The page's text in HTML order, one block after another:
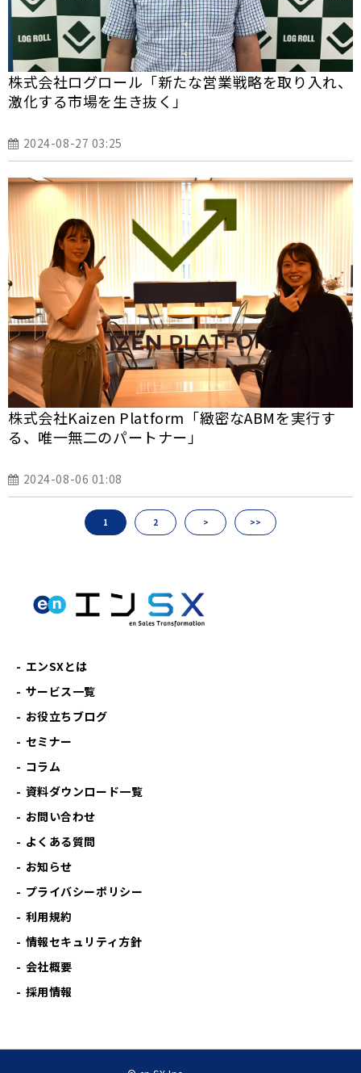
株式会社ログロール「新たな営業戦略を取り入れ、
激化する市場を生き抜く」
2024-08-27 03:25
株式会社Kaizen Platform「緻密なABMを実行す
る、唯一無二のパートナー」
2024-08-06 01:08
1 2 > >>
エンSXとは
サービス一覧
お役立ちブログ
セミナー
コラム
資料ダウンロード一覧
お問い合わせ
よくある質問
お知らせ
プライバシーポリシー
利用規約
情報セキュリティ方針
会社概要
採用情報